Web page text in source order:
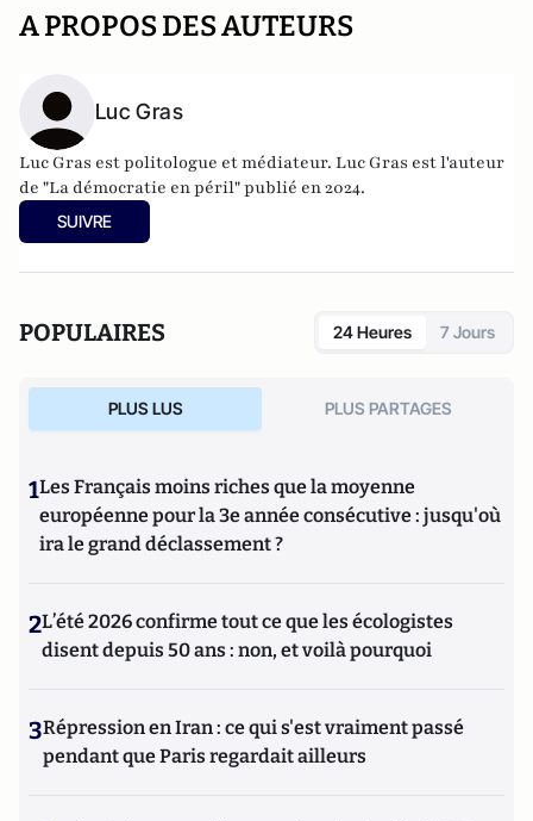
A PROPOS DES AUTEURS
Luc Gras
Luc Gras est politologue et médiateur. Luc Gras est l'auteur
de "La démocratie en péril" publié en 2024.
SUIVRE
POPULAIRES 24 Heures 7 Jours
PLUS LUS PLUS PARTAGES
1Les Français moins riches que la moyenne
européenne pour la 3e année consécutive : jusqu'où
ira le grand déclassement ?
2L’été 2026 confirme tout ce que les écologistes
disent depuis 50 ans : non, et voilà pourquoi
3Répression en Iran : ce qui s'est vraiment passé
pendant que Paris regardait ailleurs